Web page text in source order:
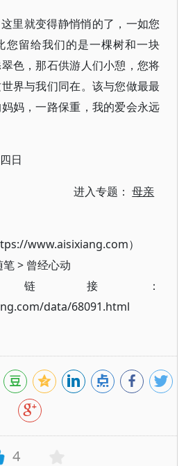
里就变得静悄悄的了，一如您
您留给我们的是一棵树和一块
色，那石供游人们小憩，您将
界与我们同在。该与您做最最
妈，一路保重，我的爱会永远
日
进入专题：母亲
www.aisixiang.com）
笔> 曾经心动
接：
data/68091.html
4